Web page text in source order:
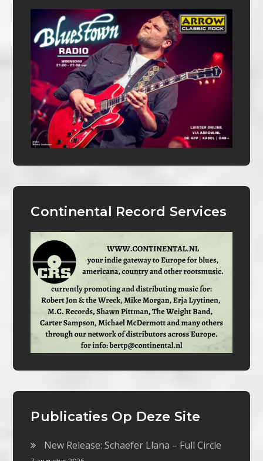
Continental Record Services
Publicaties Op Deze Site
New Release: Schaefer Llana – Full Circle